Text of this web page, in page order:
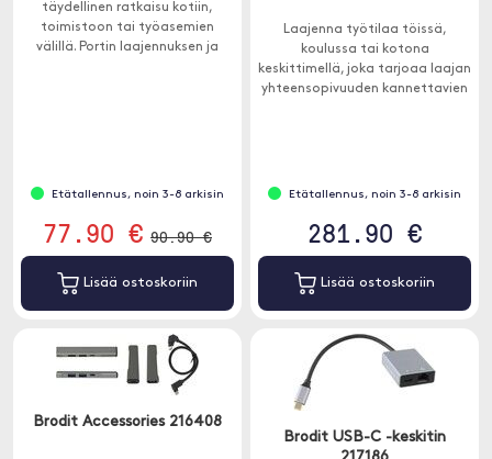
täydellinen ratkaisu kotiin,
toimistoon tai työasemien
välillä. Portin laajennuksen ja
Etätallennus, noin 3-8 arkisin
77.90 € 90.90 €
Lisää ostoskoriin
Laajenna työtilaa töissä,
koulussa tai kotona
keskittimellä, joka tarjoaa laajan
yhteensopivuuden kannettavien
Etätallennus, noin 3-8 arkisin
281.90 €
Lisää ostoskoriin
Brodit Accessories 216408
Brodit USB-C -keskitin